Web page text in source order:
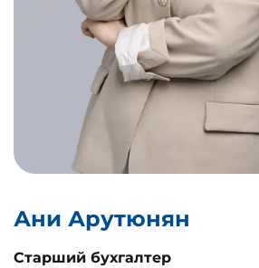
Ани Арутюнян
Старший бухгалтер